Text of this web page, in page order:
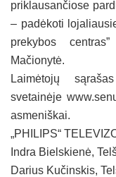
priklausančiose
– padėkoti
prekybos
Mačionytė.
Laimėtojų
svetainėje
asmeniškai.
„PHILIPS“
Indra Bielskienė,
Darius Kučinskis,